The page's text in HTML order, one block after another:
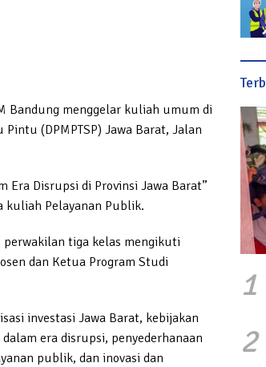
Bandung menggelar kuliah umum di
(DPMPTSP) Jawa Barat, Jalan
Era Disrupsi di Provinsi Jawa Barat”
kuliah Pelayanan Publik.
tiga kelas mengikuti
dan Ketua Program Studi
investasi Jawa Barat, kebijakan
era disrupsi, penyederhanaan
publik, dan inovasi dan
1
2